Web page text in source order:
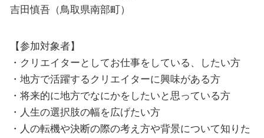
吉田慎吾（鳥取県南部町）
【参加対象者】
・クリエイターとしてお仕事をしている、したい方
・地方で活躍するクリエイターに興味がある方
・将来的に地方でなにかをしたいと思っている方
・人生の選択肢の幅を広げたい方
・人の転機や決断の際の考え方や背景について知りた